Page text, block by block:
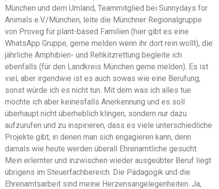
München und dem Umland, Teammitglied bei Sunnydays for
Animals e.V./München, leite die Münchner Regionalgruppe
von Proveg für plant-based Familien (hier gibt es eine
WhatsApp Gruppe, gerne melden wenn ihr dort rein wollt), die
jährliche Amphibien- und Rehkitzrettung begleite ich
ebenfalls (für den Landkreis München gerne melden). Es ist
viel, aber irgendwie ist es auch sowas wie eine Berufung,
sonst würde ich es nicht tun. Mit dem was ich alles tue
möchte ich aber keinesfalls Anerkennung und es soll
überhaupt nicht überheblich klingen, sondern nur dazu
aufzurufen und zu inspirieren, dass es viele unterschiedliche
Projekte gibt, in denen man sich engagieren kann, denn
damals wie heute werden überall Ehrenamtliche gesucht.
Mein erlernter und inzwischen wieder ausgeübter Beruf liegt
übrigens im Steuerfachbereich. Die Pädagogik und die
Ehrenamtsarbeit sind meine Herzensangelegenheiten. Ja,